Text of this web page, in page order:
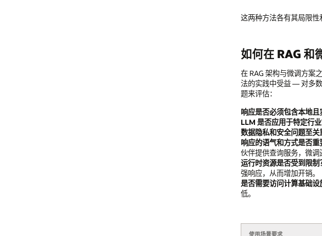
这两种方法各有其局限性
如何在 RAG 和
在 RAG 架构与微调方案
法的实践中受益 — 对多
题来评估：
响应是否必须包含本地且
LLM 是否应用于特定行业
数据隐私和安全问题至关
响应的语气和方式是否重
伙伴提供查询服务，微调
运行时资源是否受到限制
强响应，从而增加开销。
是否需要访问计算基础设
低。
使用场景要求